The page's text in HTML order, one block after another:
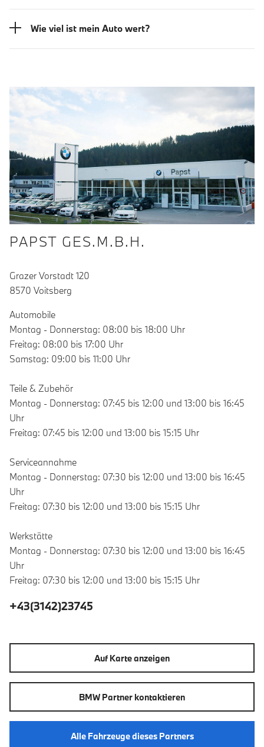
Wie viel ist mein Auto wert?
PAPST GES.M.B.H.
Grazer Vorstadt 120
8570 Voitsberg
Automobile
Montag - Donnerstag: 08:00 bis 18:00 Uhr
Freitag: 08:00 bis 17:00 Uhr
Samstag: 09:00 bis 11:00 Uhr
Teile & Zubehör
Montag - Donnerstag: 07:45 bis 12:00 und 13:00 bis 16:45
Uhr
Freitag: 07:45 bis 12:00 und 13:00 bis 15:15 Uhr
Serviceannahme
Montag - Donnerstag: 07:30 bis 12:00 und 13:00 bis 16:45
Uhr
Freitag: 07:30 bis 12:00 und 13:00 bis 15:15 Uhr
Werkstätte
Montag - Donnerstag: 07:30 bis 12:00 und 13:00 bis 16:45
Uhr
Freitag: 07:30 bis 12:00 und 13:00 bis 15:15 Uhr
+43(3142)23745
Auf Karte anzeigen
BMW Partner kontaktieren
Alle Fahrzeuge dieses Partners